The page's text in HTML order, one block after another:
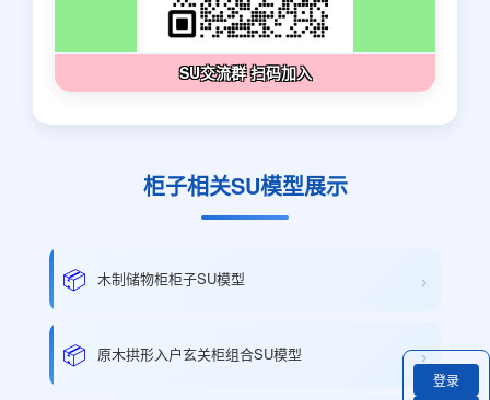
SU交流群 扫码加入
柜子相关SU模型展示
📦 木制储物柜柜子SU模型 ›
📦 原木拱形入户玄关柜组合SU模型 ›
登录